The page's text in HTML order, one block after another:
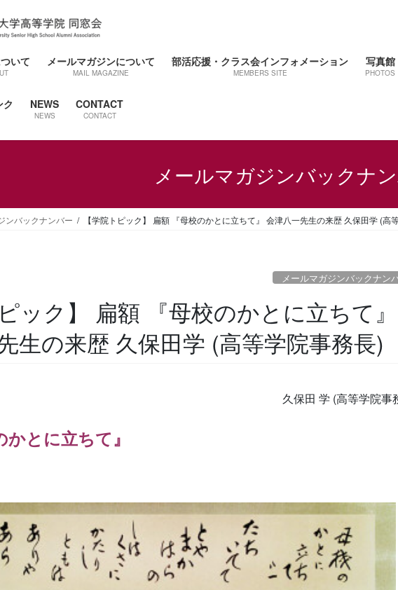
いて メールマガジンについて
MAIL MAGAZINE
部活応援・クラス会インフォメーション
MEMBERS SITE
写真館
PHOTOS
NEWS
NEWS
CONTACT
CONTACT
メールマガジンバックナ
ンバックナンバー 【学院トピック】 扁額 『母校のかとに立ちて』 会津八一先生の来歴 久保田学 (高
メールマガジンバックナン
生の来歴 久保田学 (高等学院事務長)
久保田 学 (高等学院事務
とに立ちて』